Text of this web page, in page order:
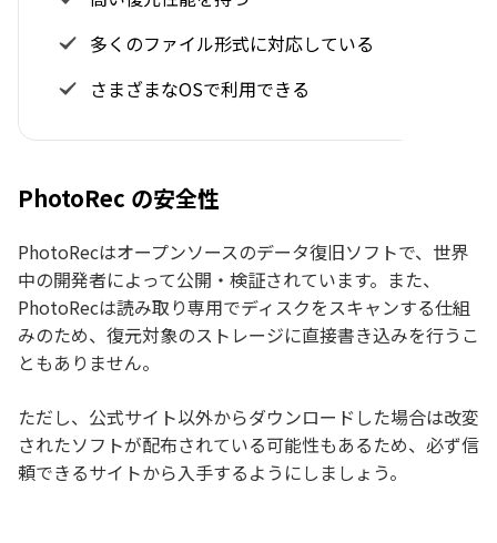
多くのファイル形式に対応している
さまざまなOSで利用できる
PhotoRec の安全性
PhotoRecはオープンソースのデータ復旧ソフトで、世界
中の開発者によって公開・検証されています。また、
PhotoRecは読み取り専用でディスクをスキャンする仕組
みのため、復元対象のストレージに直接書き込みを行うこ
ともありません。
ただし、公式サイト以外からダウンロードした場合は改変
されたソフトが配布されている可能性もあるため、必ず信
頼できるサイトから入手するようにしましょう。